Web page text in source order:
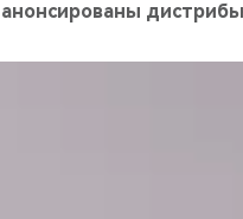
анонсированы